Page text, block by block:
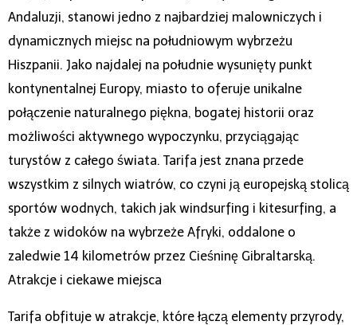
Andaluzji, stanowi jedno z najbardziej malowniczych i
dynamicznych miejsc na południowym wybrzeżu
Hiszpanii. Jako najdalej na południe wysunięty punkt
kontynentalnej Europy, miasto to oferuje unikalne
połączenie naturalnego piękna, bogatej historii oraz
możliwości aktywnego wypoczynku, przyciągając
turystów z całego świata. Tarifa jest znana przede
wszystkim z silnych wiatrów, co czyni ją europejską stolicą
sportów wodnych, takich jak windsurfing i kitesurfing, a
także z widoków na wybrzeże Afryki, oddalone o
zaledwie 14 kilometrów przez Cieśninę Gibraltarską.
Atrakcje i ciekawe miejsca
Tarifa obfituje w atrakcje, które łączą elementy przyrody,